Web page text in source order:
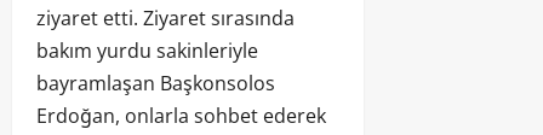
ziyaret etti. Ziyaret sırasında
bakım yurdu sakinleriyle
bayramlaşan Başkonsolos
Erdoğan, onlarla sohbet ederek